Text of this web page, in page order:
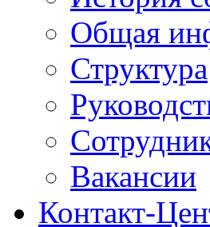
Общая
Структура
Вакансии
Контакт-